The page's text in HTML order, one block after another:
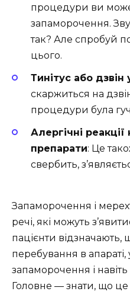
процедури ви
запаморочення.
так? Але спробуй
цього.
Тинітус або дзвін
скаржиться на
процедури була
Алергічні реакції
препарати: Це
свербить,
Запаморочення і
речі, які можуть
пацієнти відзначають,
перебування в
запаморочення і навіть
Головне — знати, що це